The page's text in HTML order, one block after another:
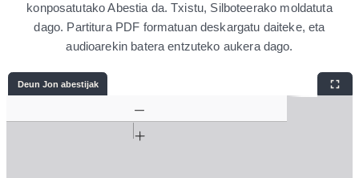
konposatutako Abestia da. Txistu, Silboteerako moldatuta
dago. Partitura PDF formatuan deskargatu daiteke, eta
audioarekin batera entzuteko aukera dago.
Deun Jon abestijak